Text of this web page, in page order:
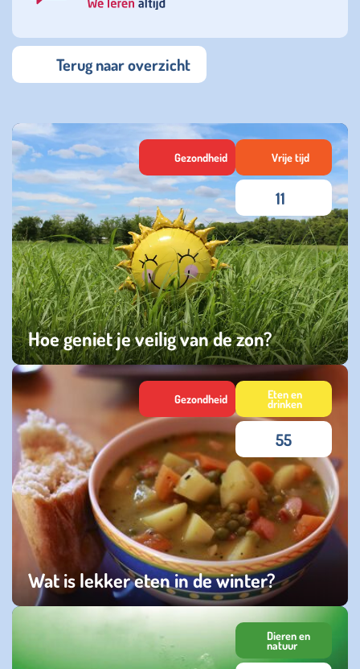
Terug naar overzicht
Hoe geniet je veilig van de zon?
maandag 27 juli 2026
Gezondheid Vrije tijd
11
Wat is lekker eten in de winter?
maandag 02 februari 2026
Gezondheid Eten en
drinken
55
Dieren en
natuur